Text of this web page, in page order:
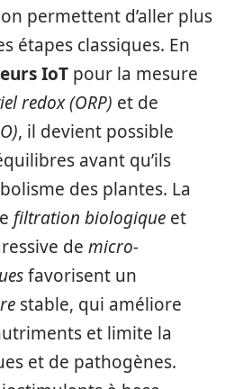
permettent d’aller plus
étapes classiques. En
IoT pour la mesure
redox (ORP) et de
, il devient possible
avant qu’ils
des plantes. La
filtration biologique et
de micro-
favorisent un
stable, qui améliore
et limite la
et de pathogènes.